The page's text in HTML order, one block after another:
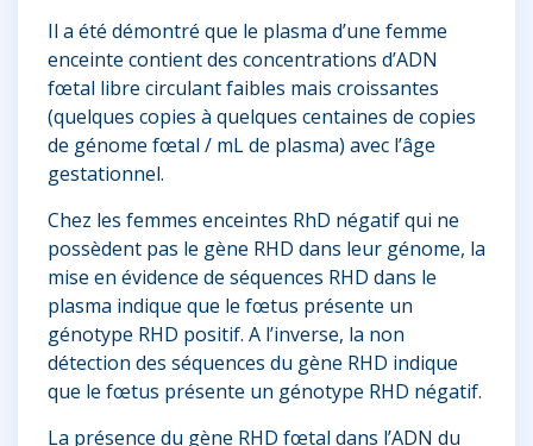
Il a été démontré que le plasma d’une femme
enceinte contient des concentrations d’ADN
fœtal libre circulant faibles mais croissantes
(quelques copies à quelques centaines de copies
de génome fœtal / mL de plasma) avec l’âge
gestationnel.
Chez les femmes enceintes RhD négatif qui ne
possèdent pas le gène RHD dans leur génome, la
mise en évidence de séquences RHD dans le
plasma indique que le fœtus présente un
génotype RHD positif. A l’inverse, la non
détection des séquences du gène RHD indique
que le fœtus présente un génotype RHD négatif.
La présence du gène RHD fœtal dans l’ADN du